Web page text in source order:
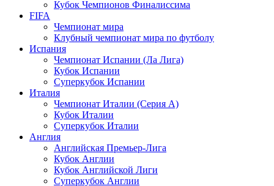
Кубок Чемпионов Финалиссима
FIFA
Чемпионат мира
Клубный чемпионат мира по футболу
Испания
Чемпионат Испании (Ла Лига)
Кубок Испании
Суперкубок Испании
Италия
Чемпионат Италии (Серия А)
Кубок Италии
Суперкубок Италии
Англия
Английская Премьер-Лига
Кубок Англии
Кубок Английской Лиги
Суперкубок Англии